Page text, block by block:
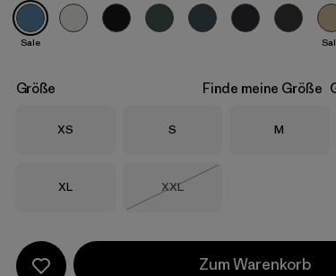
Sale
Größe Finde meine Größe
Größe
XS Größe
S Größe
M
Größe
XL Größe
XXL
Zum Warenkorb